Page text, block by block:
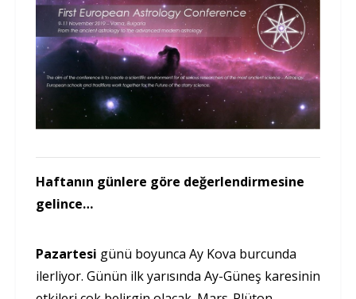
Haftanın günlere göre değerlendirmesine
gelince…
Pazartesi günü boyunca Ay Kova burcunda
ilerliyor. Günün ilk yarısında Ay-Güneş karesinin